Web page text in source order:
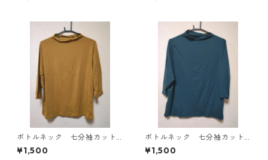
ボトルネック 七分袖カット
ソー ４Ｌ マスタード KA
E-4816
¥1,500
ボトルネック 七分袖カット
ソー ４Ｌ ティールグリー
ン KAE-4815
¥1,500